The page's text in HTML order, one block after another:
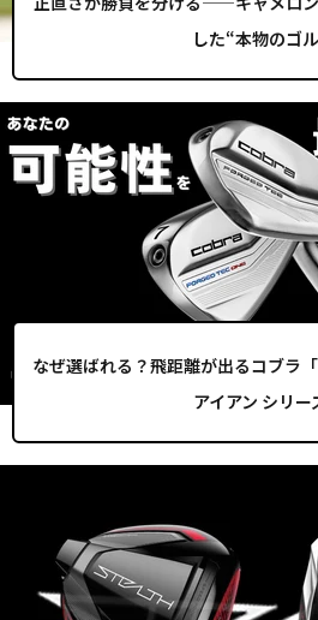
した“本物のゴ
なぜ選ばれる？飛距離が出るコブラ
アイアン シリー